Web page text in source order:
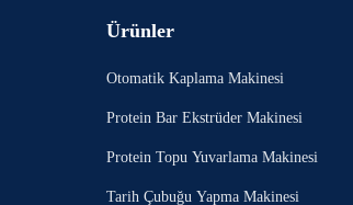
Ürünler
Otomatik Kaplama Makinesi
Protein Bar Ekstrüder Makinesi
Protein Topu Yuvarlama Makinesi
Tarih Çubuğu Yapma Makinesi